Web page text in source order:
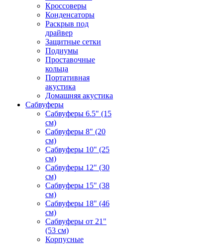
Кроссоверы
Конденсаторы
Раскрыв под
драйвер
Защитные сетки
Подиумы
Проставочные
кольца
Портативная
акустика
Домашняя акустика
Сабвуферы
Сабвуферы 6.5" (15
см)
Сабвуферы 8" (20
см)
Сабвуферы 10" (25
см)
Сабвуферы 12" (30
см)
Сабвуферы 15" (38
см)
Сабвуферы 18" (46
см)
Сабвуферы от 21"
(53 см)
Корпусные